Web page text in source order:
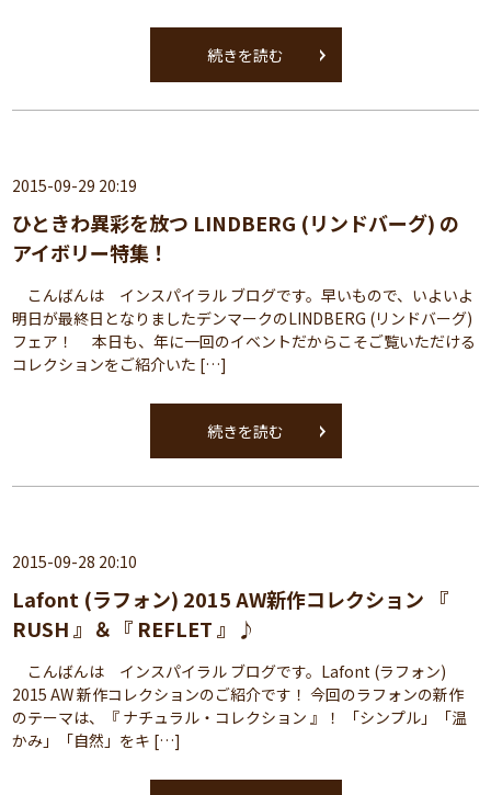
続きを読む
2015-09-29 20:19
ひときわ異彩を放つ LINDBERG (リンドバーグ) の
アイボリー特集！
こんばんは インスパイラル ブログです。早いもので、いよいよ
明日が最終日となりましたデンマークのLINDBERG (リンドバーグ)
フェア！ 本日も、年に一回のイベントだからこそご覧いただける
コレクションをご紹介いた […]
続きを読む
2015-09-28 20:10
Lafont (ラフォン) 2015 AW新作コレクション 『
RUSH 』＆『 REFLET 』♪
こんばんは インスパイラル ブログです。Lafont (ラフォン)
2015 AW 新作コレクションのご紹介です！ 今回のラフォンの新作
のテーマは、『 ナチュラル・コレクション 』！ 「シンプル」「温
かみ」「自然」をキ […]